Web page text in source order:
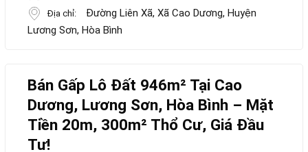
Địa chỉ:
Đường Liên Xã, Xã Cao Dương, Huyện
Lương Sơn, Hòa Bình
Bán Gấp Lô Đất 946m² Tại Cao
Dương, Lương Sơn, Hòa Bình – Mặt
Tiền 20m, 300m² Thổ Cư, Giá Đầu
Tư!